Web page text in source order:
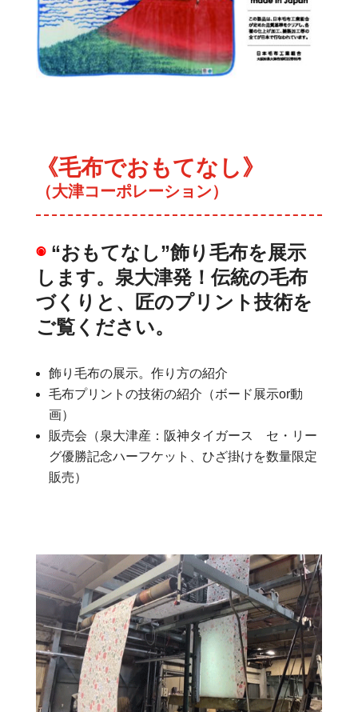
《毛布でおもてなし》
（大津コーポレーション）
◉“おもてなし”飾り毛布を展示
します。泉大津発！伝統の毛布
づくりと、匠のプリント技術を
ご覧ください。
飾り毛布の展示。作り方の紹介
毛布プリントの技術の紹介（ボード展示or動
画）
販売会（泉大津産：阪神タイガース セ・リー
グ優勝記念ハーフケット、ひざ掛けを数量限定
販売）